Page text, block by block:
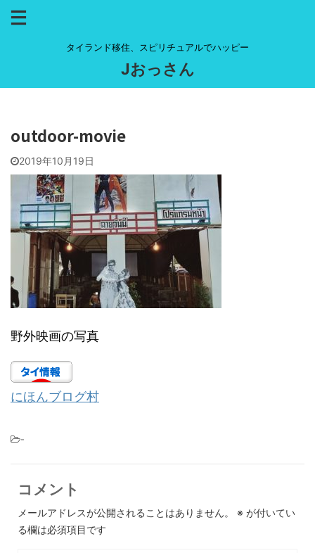
タイランド移住、スピリチュアルでハッピー
Jおっさん
outdoor-movie
2019年10月19日
野外映画の写真
にほんブログ村
-
コメント
メールアドレスが公開されることはありません。 ※ が付いてい
る欄は必須項目です